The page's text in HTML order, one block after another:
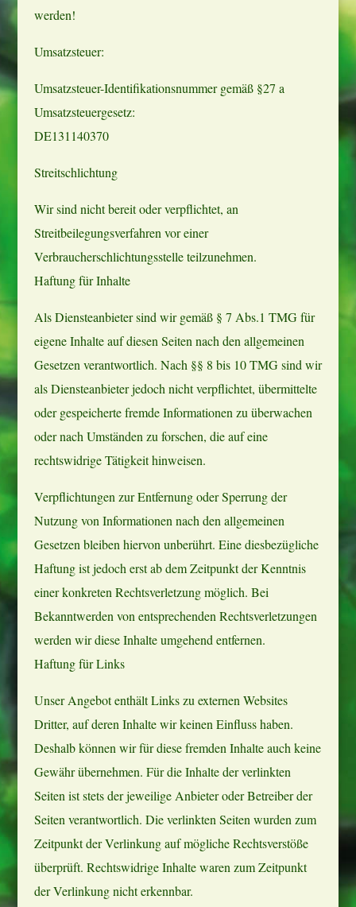
werden!
Umsatzsteuer:
Umsatzsteuer-Identifikationsnummer gemäß §27 a
Umsatzsteuergesetz:
DE131140370
Streitschlichtung
Wir sind nicht bereit oder verpflichtet, an
Streitbeilegungsverfahren vor einer
Verbraucherschlichtungsstelle teilzunehmen.
Haftung für Inhalte
Als Diensteanbieter sind wir gemäß § 7 Abs.1 TMG für
eigene Inhalte auf diesen Seiten nach den allgemeinen
Gesetzen verantwortlich. Nach §§ 8 bis 10 TMG sind wir
als Diensteanbieter jedoch nicht verpflichtet, übermittelte
oder gespeicherte fremde Informationen zu überwachen
oder nach Umständen zu forschen, die auf eine
rechtswidrige Tätigkeit hinweisen.
Verpflichtungen zur Entfernung oder Sperrung der
Nutzung von Informationen nach den allgemeinen
Gesetzen bleiben hiervon unberührt. Eine diesbezügliche
Haftung ist jedoch erst ab dem Zeitpunkt der Kenntnis
einer konkreten Rechtsverletzung möglich. Bei
Bekanntwerden von entsprechenden Rechtsverletzungen
werden wir diese Inhalte umgehend entfernen.
Haftung für Links
Unser Angebot enthält Links zu externen Websites
Dritter, auf deren Inhalte wir keinen Einfluss haben.
Deshalb können wir für diese fremden Inhalte auch keine
Gewähr übernehmen. Für die Inhalte der verlinkten
Seiten ist stets der jeweilige Anbieter oder Betreiber der
Seiten verantwortlich. Die verlinkten Seiten wurden zum
Zeitpunkt der Verlinkung auf mögliche Rechtsverstöße
überprüft. Rechtswidrige Inhalte waren zum Zeitpunkt
der Verlinkung nicht erkennbar.